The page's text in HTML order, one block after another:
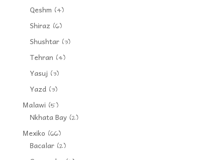
Qeshm (4)
Shiraz (6)
Shushtar(3)
Tehran (4)
Yasuj (3)
Yazd(3)
Malawi (5)
Nkhata Bay(2)
Mexiko (66)
Bacalar(2)